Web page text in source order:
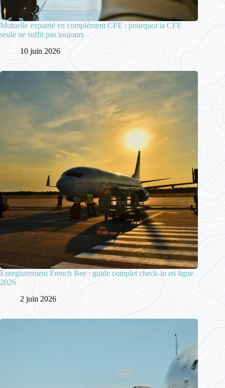
Mutuelle expatrié en complément CFE : pourquoi la CFE
seule ne suffit pas toujours
10 juin 2026
Enregistrement French Bee : guide complet check-in en ligne
2026
2 juin 2026